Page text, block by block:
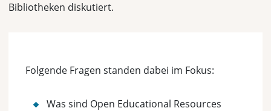
Bibliotheken diskutiert.
Folgende Fragen standen dabei im Fokus:
Was sind Open Educational Resources